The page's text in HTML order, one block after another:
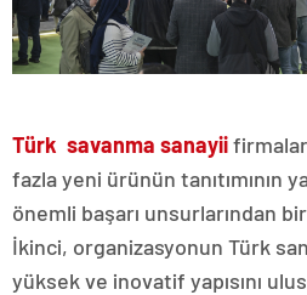
Türk savanma sanayii
fazla yeni ürünün tanıtımının
önemli başarı unsurlarından
İkinci, organizasyonun Türk
yüksek ve inovatif yapısını